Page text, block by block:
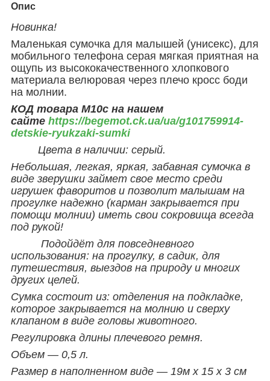
Опис
Новинка!
Маленькая сумочка для малышей (унисекс), для
мобильного телефона серая мягкая приятная на
ощупь из высококачественного хлопкового
материала велюровая через плечо кросс боди
на молнии.
КОД товара М10с на нашем
сайте https://begemot.ck.ua/ua/g101759914-
detskie-ryukzaki-sumki
Цвета в наличии: серый.
Небольшая, легкая, яркая, забавная сумочка в
виде зверушки займет свое место среди
игрушек фаворитов и позволит малышам на
прогулке надежно (карман закрывается при
помощи молнии) иметь свои сокровища всегда
под рукой!
Подойдёт для повседневного
использования: на прогулку, в садик, для
путешествия, выездов на природу и многих
других целей.
Сумка состоит из: отделения на подкладке,
которое закрывается на молнию и сверху
клапаном в виде головы животного.
Регулировка длины плечевого ремня.
Объем ― 0,5 л.
Размер в наполненном виде ― 19м х 15 х 3 см